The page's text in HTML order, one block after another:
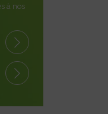
à nos